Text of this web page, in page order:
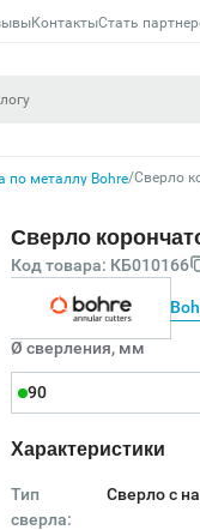
КонтактыСтать
по металлу Bohre/Сверло
Сверло
Код товара: КБ010166
Ø сверления, мм
90
Характеристики
Тип
сверла:
Сверло с